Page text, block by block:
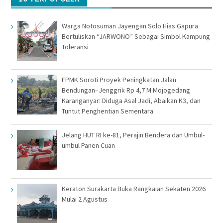
Warga Notosuman Jayengan Solo Hias Gapura
Bertuliskan “JARWONO” Sebagai Simbol Kampung
Toleransi
FPMK Soroti Proyek Peningkatan Jalan
Bendungan–Jenggrik Rp 4,7 M Mojogedang
Karanganyar: Diduga Asal Jadi, Abaikan K3, dan
Tuntut Penghentian Sementara
Jelang HUT RI ke-81, Perajin Bendera dan Umbul-
umbul Panen Cuan
Keraton Surakarta Buka Rangkaian Sekaten 2026
Mulai 2 Agustus